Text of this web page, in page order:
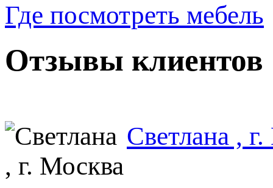
Где посмотреть мебель
Отзывы клиентов
Светлана ,